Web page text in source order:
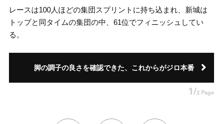
レースは100人ほどの集団スプリントに持ち込まれ、新城は
トップと同タイムの集団の中、61位でフィニッシュしてい
る。
脚の調子の良さを確認できた、これからがジロ本番
1/2 Page